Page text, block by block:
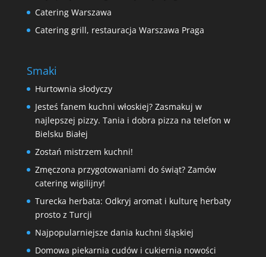
Catering Warszawa
Catering grill, restauracja Warszawa Praga
Smaki
Hurtownia słodyczy
Jesteś fanem kuchni włoskiej? Zasmakuj w
najlepszej pizzy. Tania i dobra pizza na telefon w
Bielsku Białej
Zostań mistrzem kuchni!
Zmęczona przygotowaniami do świąt? Zamów
catering wigilijny!
Turecka herbata: Odkryj aromat i kulturę herbaty
prosto z Turcji
Najpopularniejsze dania kuchni śląskiej
Domowa piekarnia cudów i cukiernia nowości